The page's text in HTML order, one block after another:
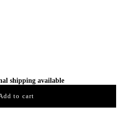
shipping available
to cart